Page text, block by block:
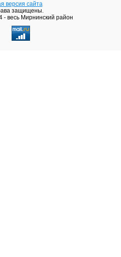
версия сайта
защищены.
весь Мирнинский район